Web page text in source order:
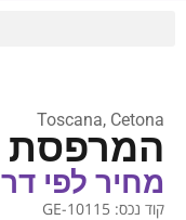
Toscana, Cetona
המרפסת
מחיר לפי
קוד נכס: GE-10115